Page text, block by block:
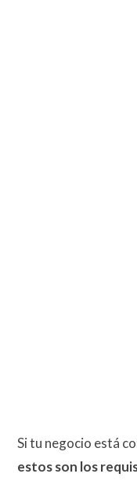
Si tu negocio está
estos son los